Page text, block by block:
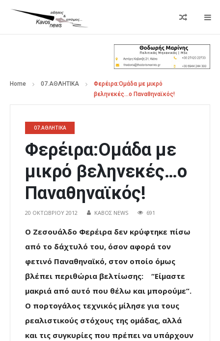
Home 07.ΑΘΛΗΤΙΚΑ
Φερέιρα:Ομάδα με μικρό
βεληνεκές…ο Παναθηναϊκός!
07.ΑΘΛΗΤΙΚΑ
Φερέιρα:Ομάδα με
μικρό βεληνεκές…ο
Παναθηναϊκός!
20 ΟΚΤΩΒΡΊΟΥ 2012 ΚΑΒΟΣ NEWS 691
Ο Ζεσουάλδο Φερέιρα δεν κρύφτηκε πίσω
από το δάχτυλό του, όσον αφορά τον
φετινό Παναθηναϊκό, στον οποίο όμως
βλέπει περιθώρια βελτίωσης:
“Είμαστε
μακριά από αυτό που θέλω και μπορούμε”.
Ο πορτογάλος τεχνικός μίλησε για τους
ρεαλιστικούς στόχους της ομάδας, αλλά
και τις συγκυρίες που πρέπει να υπάρχουν